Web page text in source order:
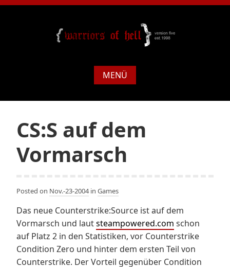
MENÜ
CS:S auf dem
Vormarsch
Posted on Nov.-23-2004in Games
Das neue Counterstrike:Source ist auf dem
Vormarsch und lautsteampowered.com schon
auf Platz 2 in den Statistiken, vor Counterstrike
Condition Zero und hinter dem ersten Teil von
Counterstrike. Der Vorteil gegenüber Condition